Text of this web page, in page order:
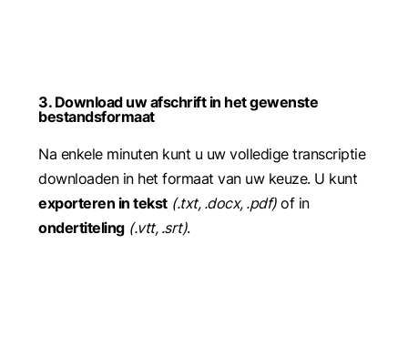
3. Download uw afschrift in het gewenste
bestandsformaat
Na enkele minuten kunt u uw volledige transcriptie
downloaden in het formaat van uw keuze. U kunt
exporteren in tekst (.txt, .docx, .pdf)of in
ondertiteling (.vtt, .srt).